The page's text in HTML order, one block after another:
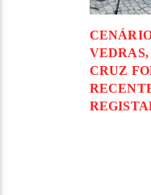
CRUZ